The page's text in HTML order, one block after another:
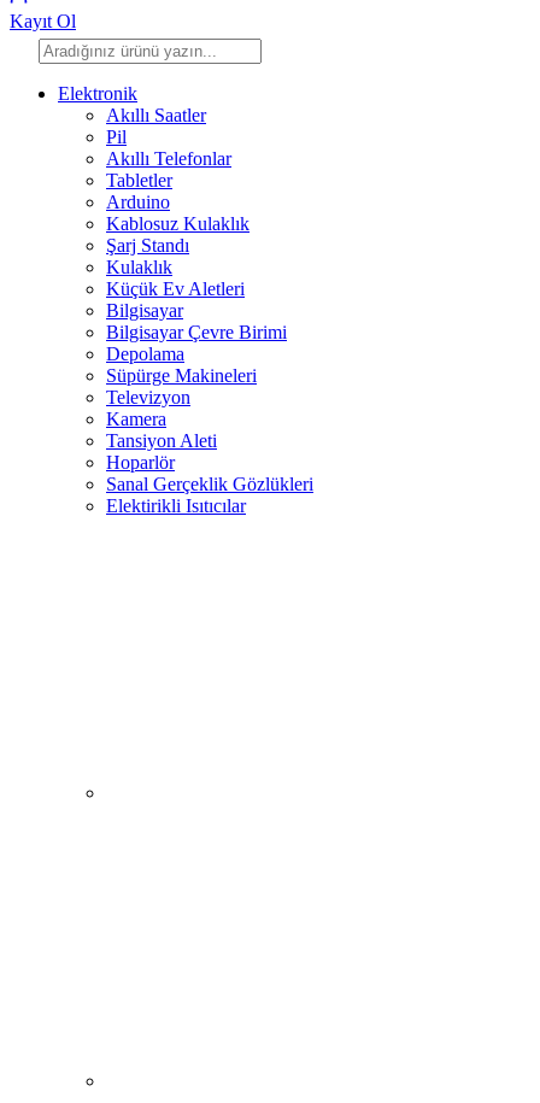
Kayıt Ol
Elektronik
Akıllı Saatler
Pil
Akıllı Telefonlar
Tabletler
Arduino
Kablosuz Kulaklık
Şarj Standı
Kulaklık
Küçük Ev Aletleri
Bilgisayar
Bilgisayar Çevre Birimi
Depolama
Süpürge Makineleri
Televizyon
Kamera
Tansiyon Aleti
Hoparlör
Sanal Gerçeklik Gözlükleri
Elektirikli Isıtıcılar